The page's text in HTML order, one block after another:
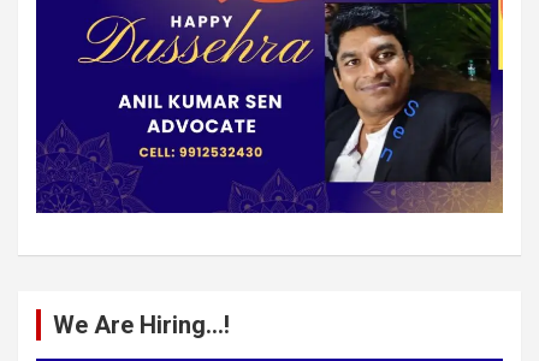
We Are Hiring…!